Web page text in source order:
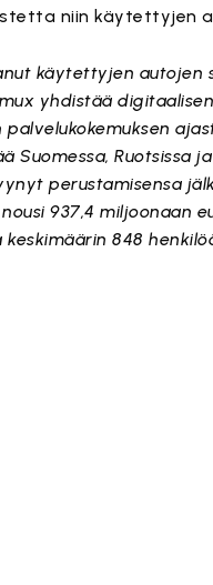
niin käytettyjen
käytettyjen
yhdistää
palvelukokemuksen
Suomessa, Ruotsissa
perustamisensa
937,4 miljoonaan
848